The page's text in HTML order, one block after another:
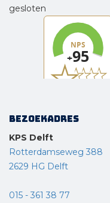
gesloten
Bezoekadres
KPS Delft
Rotterdamseweg 388
2629 HG Delft
015 - 361 38 77